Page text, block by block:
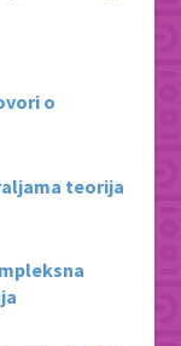
o
teorija